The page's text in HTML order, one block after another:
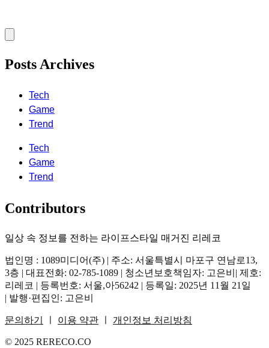
Posts Archives
Tech
Game
Trend
Tech
Game
Trend
Contributors
일상 속 정보를 전하는 라이프스타일 매거진 리레코
법인명 : 1089미디어(주) | 주소: 서울특별시 마포구 연남로13,
3층 | 대표전화: 02-785-1089 | 청소년보호책임자: 고은비| 제호:
리레코 | 등록번호: 서울,아56242 | 등록일: 2025년 11월 21일
| 발행·편집인: 고은비
문의하기 이용 약관 개인정보 처리방침
© 2025 RERECO.CO